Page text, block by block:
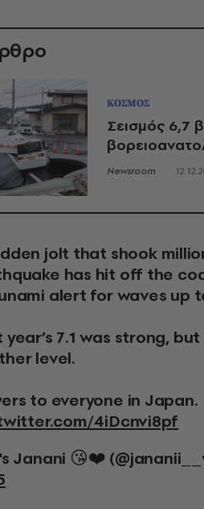
ΚΟΣΜΟΣ
Σεισμός 6,7
Newsroom
has hit off the
alert for waves up
year’s 7.1 was strong,
level.
to everyone in Japan.
4iDcnvi8pf
Janani 😘❤️